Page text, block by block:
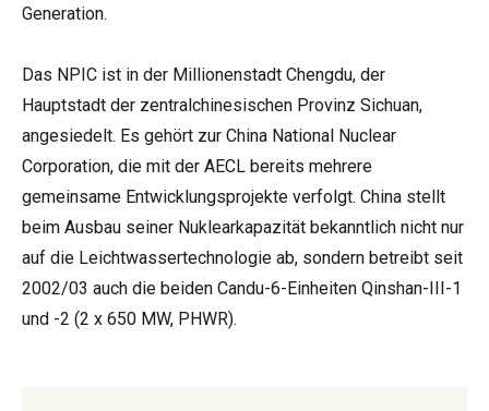
Generation.
Das NPIC ist in der Millionenstadt Chengdu, der
Hauptstadt der zentralchinesischen Provinz Sichuan,
angesiedelt. Es gehört zur China National Nuclear
Corporation, die mit der AECL bereits mehrere
gemeinsame Entwicklungsprojekte verfolgt. China stellt
beim Ausbau seiner Nuklearkapazität bekanntlich nicht nur
auf die Leichtwassertechnologie ab, sondern betreibt seit
2002/03 auch die beiden Candu-6-Einheiten Qinshan-III-1
und -2 (2 x 650 MW, PHWR).